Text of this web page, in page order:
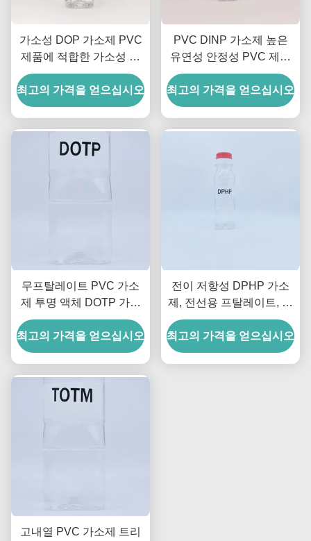
가소성 DOP 가소제 PVC
제품에 적합한 가소성 내
구성
최고의 가격을 얻으십시오
PVC DINP 가소제 높은
유연성 안정성 PVC 제품
DINP Diisononyl
Phthalate
최고의 가격을 얻으십시오
무프탈레이트 PVC 가소
제 투명 액체 DOTP 가소
제 99.5% 장난감 및 전선
용
최고의 가격을 얻으십시오
전이 저항성 DPHP 가소
제, 전선용 프탈레이트, 높
은 내후성 및 안정성
최고의 가격을 얻으십시오
고내열 PVC 가소제 트리